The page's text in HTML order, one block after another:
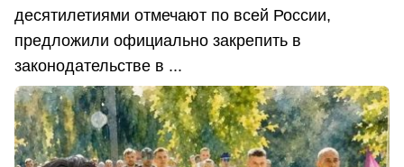
десятилетиями отмечают по всей России,
предложили официально закрепить в
законодательстве в ...